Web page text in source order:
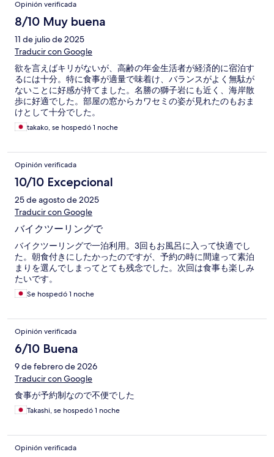
Opinión verificada
8/10 Muy buena
11 de julio de 2025
Traducir con Google
欲を言えばキリがないが、高齢の年金生活者が経済的に宿泊す
るには十分。特に食事が適量で味着け、バランスがよく無駄が
ないことに好感が持てました。名勝の獅子岩にも近く、海岸散
歩に好適でした。部屋の窓からカワセミの姿が見れたのもおま
けとして十分でした。
takako, se hospedó 1 noche
Opinión verificada
10/10 Excepcional
25 de agosto de 2025
Traducir con Google
バイクツーリングで
バイクツーリングで一泊利用。3回もお風呂に入って快適でし
た。朝食付きにしたかったのですが、予約の時に間違って素泊
まりを選んでしまってとても残念でした。次回は食事も楽しみ
たいです。
Se hospedó 1 noche
Opinión verificada
6/10 Buena
9 de febrero de 2026
Traducir con Google
食事が予約制なので不便でした
Takashi, se hospedó 1 noche
Opinión verificada